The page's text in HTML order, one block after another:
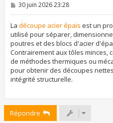
M
s
a
g
e
30 juin 2026 23:28
La découpe acier épais est un
utilisé pour séparer,
poutres et des blocs d'acier
Contrairement aux tôles minces,
de méthodes thermiques ou
pour obtenir des découpes
intégrité structurelle.
Répondre